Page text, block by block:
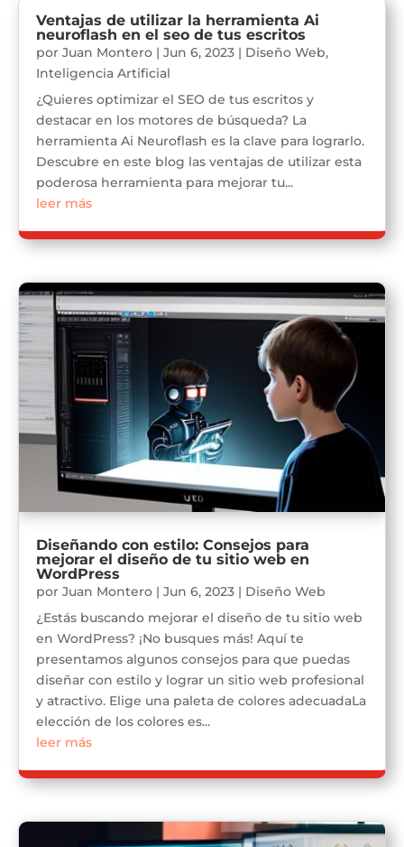
Ventajas de utilizar la herramienta Ai
neuroflash en el seo de tus escritos
porJuan Montero |Jun 6, 2023 | Diseño Web,
Inteligencia Artificial
¿Quieres optimizar el SEO de tus escritos y
destacar en los motores de búsqueda? La
herramienta Ai Neuroflash es la clave para lograrlo.
Descubre en este blog las ventajas de utilizar esta
poderosa herramienta para mejorar tu...
leer más
Diseñando con estilo: Consejos para
mejorar el diseño de tu sitio web en
WordPress
porJuan Montero |Jun 6, 2023 | Diseño Web
¿Estás buscando mejorar el diseño de tu sitio web
en WordPress? ¡No busques más! Aquí te
presentamos algunos consejos para que puedas
diseñar con estilo y lograr un sitio web profesional
y atractivo. Elige una paleta de colores adecuadaLa
elección de los colores es...
leer más